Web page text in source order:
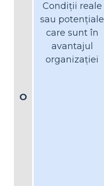
O
Condiții reale
sau potențiale
care sunt în
avantajul
organizației